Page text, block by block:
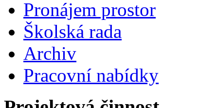
Pronájem prostor
Školská rada
Archiv
Pracovní nabídky